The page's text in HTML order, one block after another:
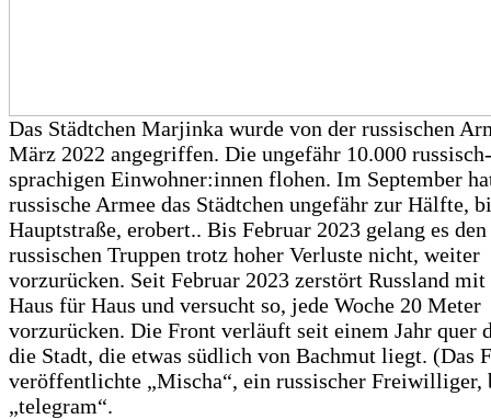
Das Städtchen Marjinka wurde von der russischen
März 2022 angegriffen. Die ungefähr 10.000 russisch-
sprachigen Einwohner:innen flohen. Im September
russische Armee das Städtchen ungefähr zur Hälfte,
Hauptstraße, erobert.. Bis Februar 2023 gelang es den
russischen Truppen trotz hoher Verluste nicht, weiter
vorzurücken. Seit Februar 2023 zerstört Russland mit
Haus für Haus und versucht so, jede Woche 20 Meter
vorzurücken. Die Front verläuft seit einem Jahr quer
die Stadt, die etwas südlich von Bachmut liegt. (Das
veröffentlichte „Mischa“, ein russischer Freiwilliger,
„telegram“.